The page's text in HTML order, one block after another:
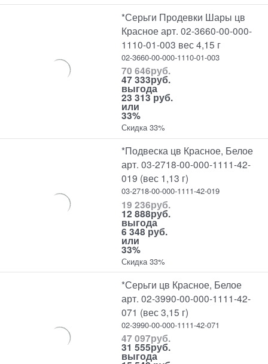
*Серьги Продевки Шары цв
Красное арт. 02-3660-00-000-
1110-01-003 вес 4,15 г
02-3660-00-000-1110-01-003
70 646руб.
47 333руб.
выгода
23 313 руб.
или
33%
Скидка 33%
*Подвеска цв Красное, Белое
арт. 03-2718-00-000-1111-42-
019 (вес 1,13 г)
03-2718-00-000-1111-42-019
19 236руб.
12 888руб.
выгода
6 348 руб.
или
33%
Скидка 33%
*Серьги цв Красное, Белое
арт. 02-3990-00-000-1111-42-
071 (вес 3,15 г)
02-3990-00-000-1111-42-071
47 097руб.
31 555руб.
выгода